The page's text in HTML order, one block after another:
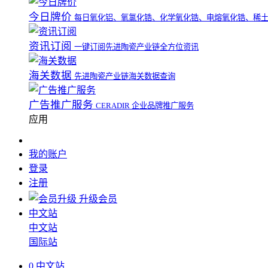
今日牌价 每日氧化铝、氧氯化锆、化学氧化锆、电熔氧化锆、稀
资讯订阅 一键订阅先进陶瓷产业链全方位资讯
海关数据 先进陶瓷产业链海关数据查询
广告推广服务 CERADIR 企业品牌推广服务
应用
我的账户
登录
注册
升级会员
中文站
中文站
国际站